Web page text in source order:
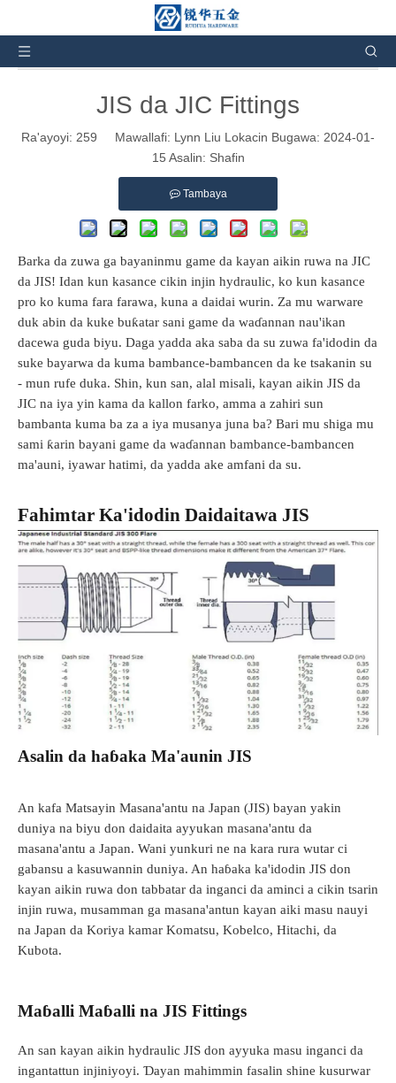
Labarai da Labarai
Masana'antu
JIS da JIC Fittings
Ra'ayoyi: 259 Mawallafi: Lynn Liu Lokacin Bugawa: 2024-01-
15 Asalin: Shafin
Tambaya
Barka da zuwa ga bayaninmu game da kayan aikin ruwa na JIC
da JIS! Idan kun kasance cikin injin hydraulic, ko kun kasance
pro ko kuma fara farawa, kuna a daidai wurin. Za mu warware
duk abin da kuke buƙatar sani game da waɗannan nau'ikan
dacewa guda biyu. Daga yadda aka saba da su zuwa fa'idodin da
suke bayarwa da kuma bambance-bambancen da ke tsakanin su
- mun rufe duka. Shin, kun san, alal misali, kayan aikin JIS da
JIC na iya yin kama da kallon farko, amma a zahiri sun
bambanta kuma ba za a iya musanya juna ba? Bari mu shiga mu
sami ƙarin bayani game da waɗannan bambance-bambancen
ma'auni, iyawar hatimi, da yadda ake amfani da su.
Fahimtar Ka'idodin Daidaitawa JIS
Asalin da haɓaka Ma'aunin JIS
An kafa Matsayin Masana'antu na Japan (JIS) bayan yakin
duniya na biyu don daidaita ayyukan masana'antu da
masana'antu a Japan. Wani yunkuri ne na kara rura wutar ci
gabansu a kasuwannin duniya. An haɓaka ka'idodin JIS don
kayan aikin ruwa don tabbatar da inganci da aminci a cikin tsarin
injin ruwa, musamman ga masana'antun kayan aiki masu nauyi
na Japan da Koriya kamar Komatsu, Kobelco, Hitachi, da
Kubota.
Maɓalli Maɓalli na JIS Fittings
An san kayan aikin hydraulic JIS don ayyuka masu inganci da
ingantattun injiniyoyi. Ɗayan mahimmin fasalin shine kusurwar